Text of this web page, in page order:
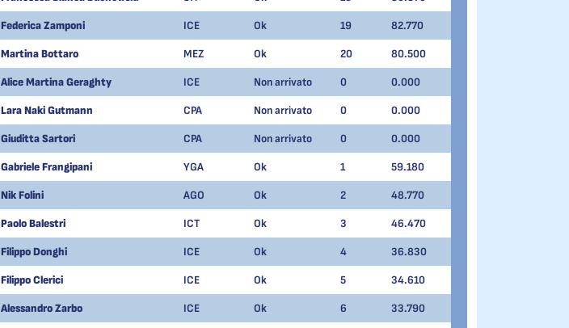
Federica Zamponi ICE Ok 19 82.770
Martina Bottaro MEZ Ok 20 80.500
Alice Martina Geraghty ICE Non arrivato 0 0.000
Lara Naki Gutmann CPA Non arrivato 0 0.000
Giuditta Sartori CPA Non arrivato 0 0.000
Gabriele Frangipani YGA Ok 1 59.180
Nik Folini AGO Ok 2 48.770
Paolo Balestri ICT Ok 3 46.470
Filippo Donghi ICE Ok 4 36.830
Filippo Clerici ICE Ok 5 34.610
Alessandro Zarbo ICE Ok 6 33.790